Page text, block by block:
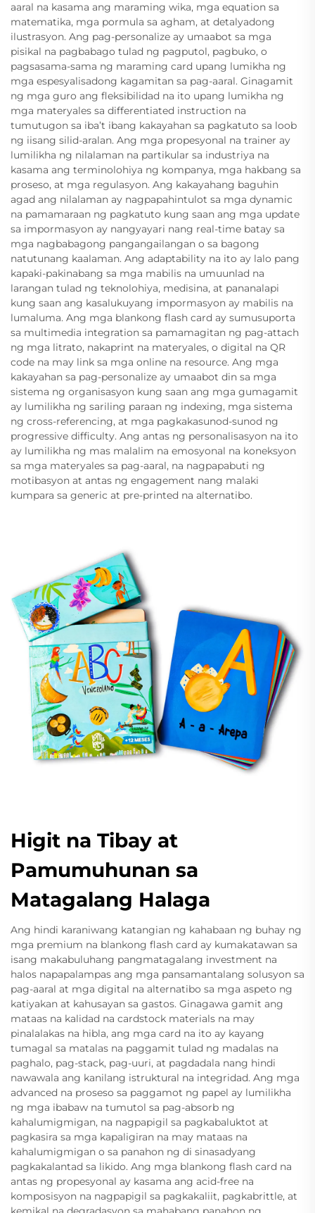
aaral na kasama ang maraming wika, mga equation sa
matematika, mga pormula sa agham, at detalyadong
ilustrasyon. Ang pag-personalize ay umaabot sa mga
pisikal na pagbabago tulad ng pagputol, pagbuko, o
pagsasama-sama ng maraming card upang lumikha ng
mga espesyalisadong kagamitan sa pag-aaral. Ginagamit
ng mga guro ang fleksibilidad na ito upang lumikha ng
mga materyales sa differentiated instruction na
tumutugon sa iba’t ibang kakayahan sa pagkatuto sa loob
ng iisang silid-aralan. Ang mga propesyonal na trainer ay
lumilikha ng nilalaman na partikular sa industriya na
kasama ang terminolohiya ng kompanya, mga hakbang sa
proseso, at mga regulasyon. Ang kakayahang baguhin
agad ang nilalaman ay nagpapahintulot sa mga dynamic
na pamamaraan ng pagkatuto kung saan ang mga update
sa impormasyon ay nangyayari nang real-time batay sa
mga nagbabagong pangangailangan o sa bagong
natutunang kaalaman. Ang adaptability na ito ay lalo pang
kapaki-pakinabang sa mga mabilis na umuunlad na
larangan tulad ng teknolohiya, medisina, at pananalapi
kung saan ang kasalukuyang impormasyon ay mabilis na
lumaluma. Ang mga blankong flash card ay sumusuporta
sa multimedia integration sa pamamagitan ng pag-attach
ng mga litrato, nakaprint na materyales, o digital na QR
code na may link sa mga online na resource. Ang mga
kakayahan sa pag-personalize ay umaabot din sa mga
sistema ng organisasyon kung saan ang mga gumagamit
ay lumilikha ng sariling paraan ng indexing, mga sistema
ng cross-referencing, at mga pagkakasunod-sunod ng
progressive difficulty. Ang antas ng personalisasyon na ito
ay lumilikha ng mas malalim na emosyonal na koneksyon
sa mga materyales sa pag-aaral, na nagpapabuti ng
motibasyon at antas ng engagement nang malaki
kumpara sa generic at pre-printed na alternatibo.
Higit na Tibay at
Pamumuhunan sa
Matagalang Halaga
Ang hindi karaniwang katangian ng kahabaan ng buhay ng
mga premium na blankong flash card ay kumakatawan sa
isang makabuluhang pangmatagalang investment na
halos napapalampas ang mga pansamantalang solusyon sa
pag-aaral at mga digital na alternatibo sa mga aspeto ng
katiyakan at kahusayan sa gastos. Ginagawa gamit ang
mataas na kalidad na cardstock materials na may
pinalalakas na hibla, ang mga card na ito ay kayang
tumagal sa matalas na paggamit tulad ng madalas na
paghalo, pag-stack, pag-uuri, at pagdadala nang hindi
nawawala ang kanilang istruktural na integridad. Ang mga
advanced na proseso sa paggamot ng papel ay lumilikha
ng mga ibabaw na tumutol sa pag-absorb ng
kahalumigmigan, na nagpapigil sa pagkabaluktot at
pagkasira sa mga kapaligiran na may mataas na
kahalumigmigan o sa panahon ng di sinasadyang
pagkakalantad sa likido. Ang mga blankong flash card na
antas ng propesyonal ay kasama ang acid-free na
komposisyon na nagpapigil sa pagkakaliit, pagkabrittle, at